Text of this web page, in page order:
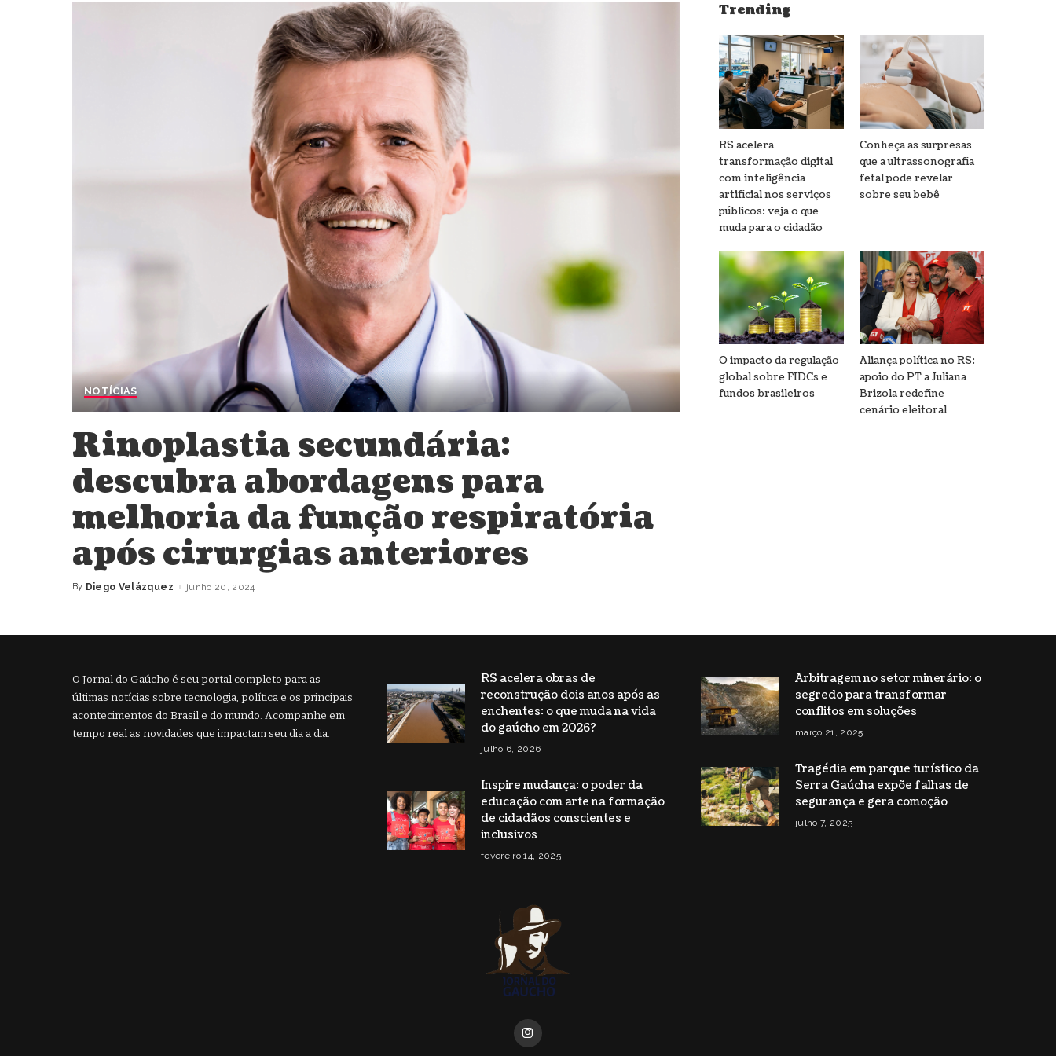
NOTÍCIAS
Rinoplastia secundária:
descubra abordagens para
melhoria da função respiratória
após cirurgias anteriores
Posted
By Diego Velázquez junho 20, 2024
Trending
RS acelera
transformação digital
com inteligência
artificial nos serviços
públicos: veja o que
muda para o cidadão
Conheça as surpresas
que a ultrassonografia
fetal pode revelar
sobre seu bebê
O impacto da regulação
global sobre FIDCs e
fundos brasileiros
Aliança política no RS:
apoio do PT a Juliana
Brizola redefine
cenário eleitoral
O Jornal do Gaúcho é seu portal completo para as
últimas notícias sobre tecnologia, política e os principais
acontecimentos do Brasil e do mundo. Acompanhe em
tempo real as novidades que impactam seu dia a dia.
RS acelera obras de
reconstrução dois anos após as
enchentes: o que muda na vida
do gaúcho em 2026?
julho 6, 2026
Inspire mudança: o poder da
educação com arte na formação
de cidadãos conscientes e
inclusivos
fevereiro 14, 2025
Arbitragem no setor minerário: o
segredo para transformar
conflitos em soluções
março 21, 2025
Tragédia em parque turístico da
Serra Gaúcha expõe falhas de
segurança e gera comoção
julho 7, 2025